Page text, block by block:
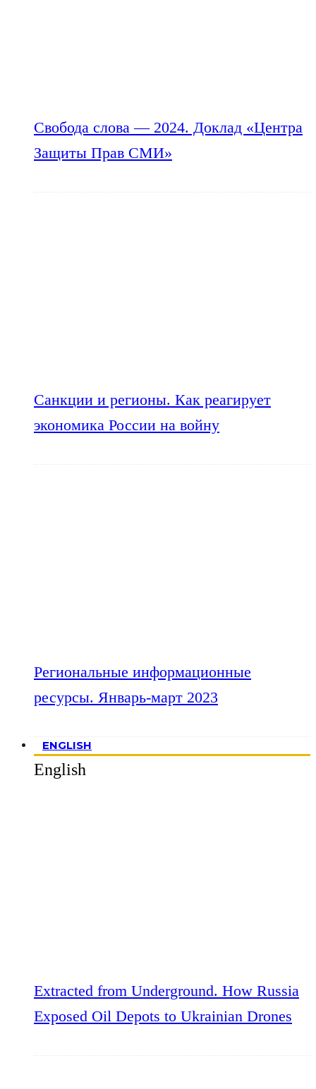
Свобода слова — 2024. Доклад «Центра
Защиты Прав СМИ»
Санкции и регионы. Как реагирует
экономика России на войну
Региональные информационные
ресурсы. Январь-март 2023
ENGLISH
English
Extracted from Underground. How Russia
Exposed Oil Depots to Ukrainian Drones